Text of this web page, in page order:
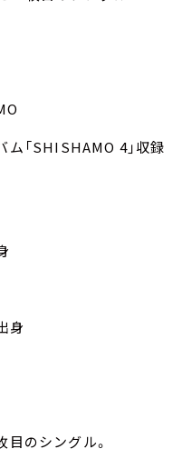
「SHISHAMO 4」収録
身
のシングル。